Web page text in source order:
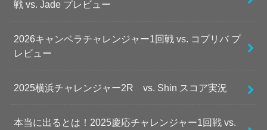
戦 vs. Jade プレビュー
2026キャンベラチャレンジャー1回戦 vs. コプリバ プ
レビュー
2025横浜チャレンジャー2R vs. Shin スコア実況
本当に出るとは！2025慶応チャレンジャー1回戦 vs.